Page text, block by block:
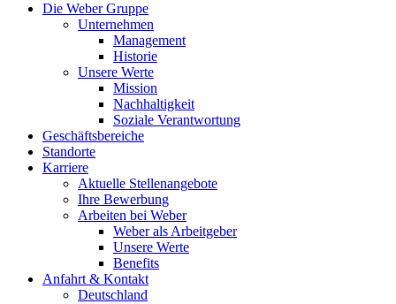
Die Weber Gruppe
Unternehmen
Management
Historie
Unsere Werte
Mission
Nachhaltigkeit
Soziale Verantwortung
Geschäftsbereiche
Standorte
Karriere
Aktuelle Stellenangebote
Ihre Bewerbung
Arbeiten bei Weber
Weber als Arbeitgeber
Unsere Werte
Benefits
Anfahrt & Kontakt
Deutschland